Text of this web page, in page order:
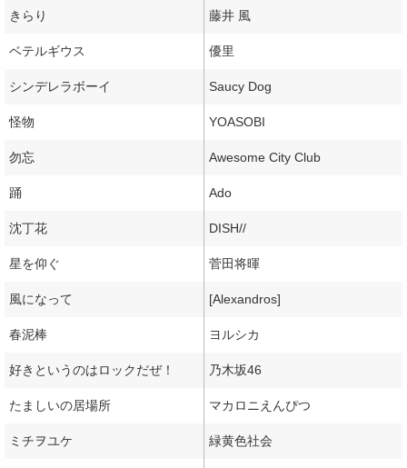
きらり 藤井 風
ベテルギウス 優里
シンデレラボーイ Saucy Dog
怪物 YOASOBI
勿忘 Awesome City Club
踊 Ado
沈丁花 DISH//
星を仰ぐ 菅田将暉
風になって [Alexandros]
春泥棒 ヨルシカ
好きというのはロックだぜ！ 乃木坂46
たましいの居場所 マカロニえんぴつ
ミチヲユケ 緑黄色社会